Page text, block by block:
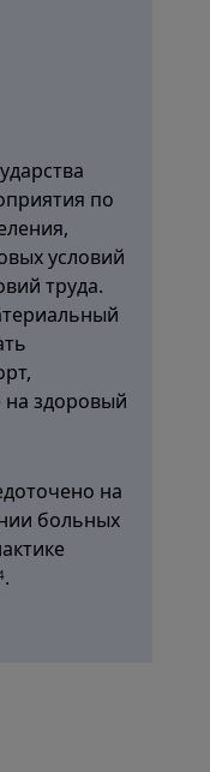
по
условий
труда.
на здоровый
на
больных
.